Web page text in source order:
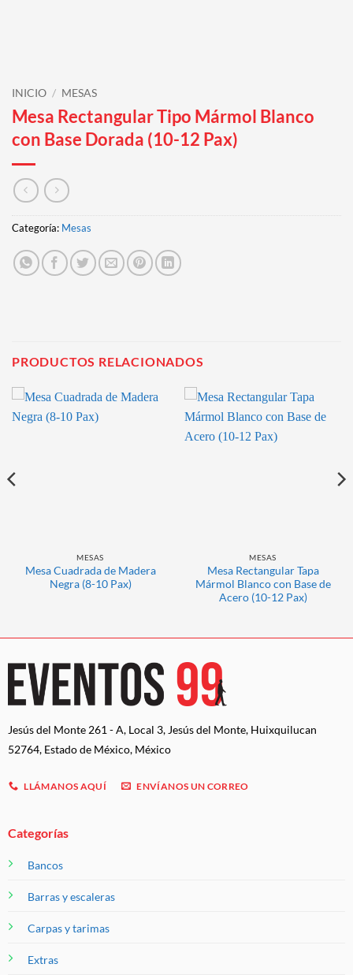
INICIO / MESAS
Mesa Rectangular Tipo Mármol Blanco
con Base Dorada (10-12 Pax)
Categoría: Mesas
PRODUCTOS RELACIONADOS
MESAS
Mesa Cuadrada de Madera
Negra (8-10 Pax)
MESAS
Mesa Rectangular Tapa
Mármol Blanco con Base de
Acero (10-12 Pax)
Jesús del Monte 261 - A, Local 3, Jesús del Monte, Huixquilucan
52764, Estado de México, México
LLÁMANOS AQUÍ ENVÍANOS UN CORREO
Categorías
Bancos
Barras y escaleras
Carpas y tarimas
Extras